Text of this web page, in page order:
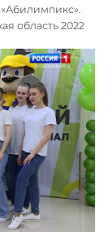
область 2022